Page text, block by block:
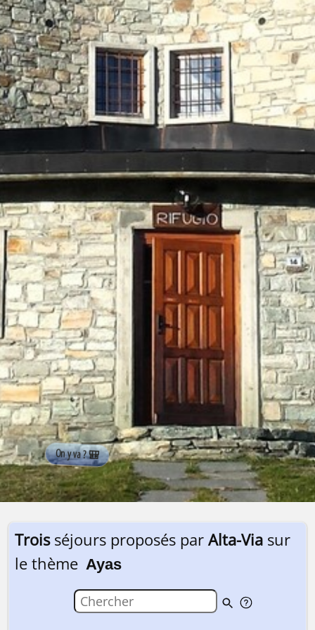
Troisséjours proposés par Alta-Via sur
le thème Ayas